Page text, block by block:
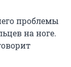
проблемы
на ноге.